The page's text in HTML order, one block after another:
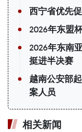
西宁省优先
2026年东盟
2026年东南
挺进半决赛
越南公安部
案人员
相关新闻